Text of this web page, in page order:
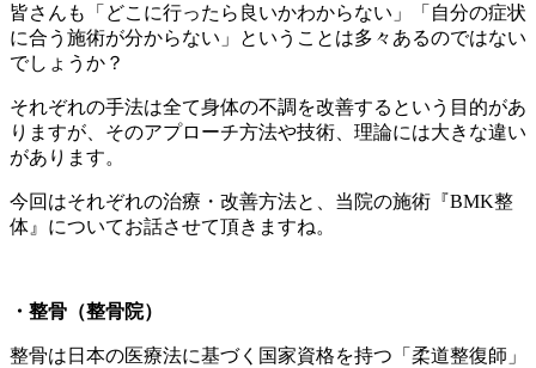
皆さんも「どこに行ったら良いかわからない」「自分の症状
に合う施術が分からない」ということは多々あるのではない
でしょうか？
それぞれの手法は全て身体の不調を改善するという目的があ
りますが、そのアプローチ方法や技術、理論には大きな違い
があります。
今回はそれぞれの治療・改善方法と、当院の施術『BMK整
体』についてお話させて頂きますね。
・整骨（整骨院）
整骨は日本の医療法に基づく国家資格を持つ「柔道整復師」